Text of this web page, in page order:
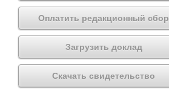
Оплатить редакционный сбор
Загрузить доклад
Скачать свидетельство